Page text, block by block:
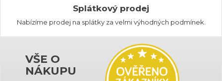
Splátkový prodej
Nabízíme prodej na splátky za velmi výhodných podmínek.
VŠE O
NÁKUPU